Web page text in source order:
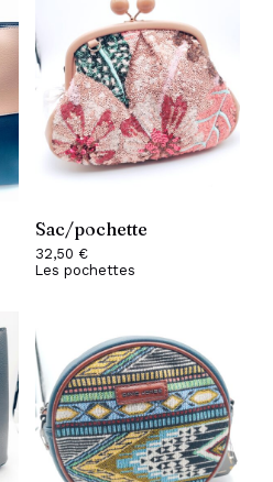
Sac/pochette
32,50 €
Les pochettes